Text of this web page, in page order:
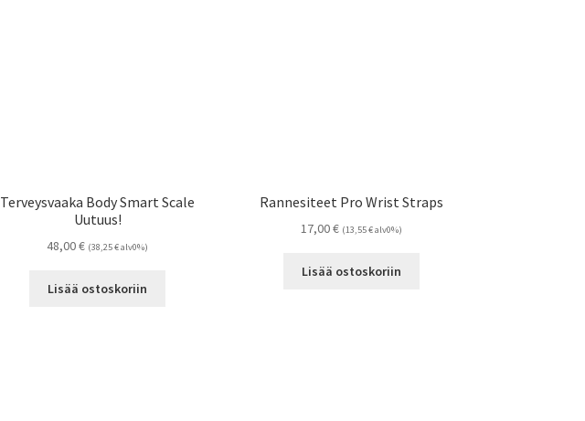
Terveysvaaka Body Smart Scale
Uutuus!
48,00€ (38,25€alv0%)
Lisää ostoskoriin
Rannesiteet Pro Wrist Straps
17,00€ (13,55€alv0%)
Lisää ostoskoriin